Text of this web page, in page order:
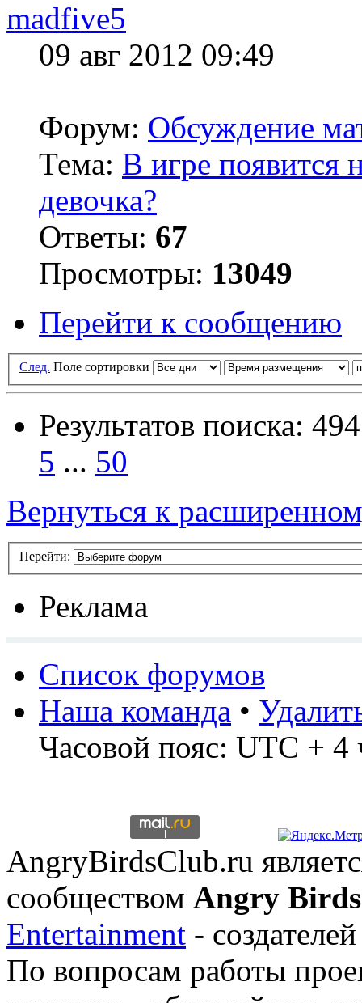
madfive5
09 авг 2012 09:49
Форум: Обсуждение
Тема: В игре появится
девочка?
Ответы: 67
Просмотры: 13049
Перейти к сообщению
След. Поле сортировки
Результатов поиска:
5 ... 50
Вернуться к
Перейти:
Реклама
Список форумов
Наша команда •
Часовой пояс: UTC + 4
AngryBirdsClub.ru
сообществом Angry Birds
Entertainment -
По вопросам работы